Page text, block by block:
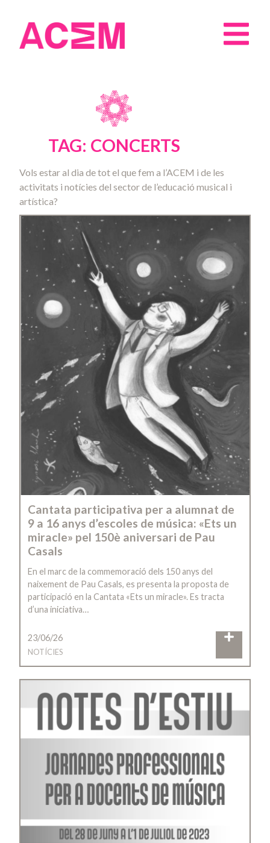
TAG: CONCERTS
Vols estar al dia de tot el que fem a l’ACEM i de les
activitats i notícies del sector de l’educació musical i
artística?
Cantata participativa per a alumnat de
9 a 16 anys d’escoles de música: «Ets un
miracle» pel 150è aniversari de Pau
Casals
En el marc de la commemoració dels 150 anys del
naixement de Pau Casals, es presenta la proposta de
participació en la Cantata «Ets un miracle». Es tracta
d’una iniciativa…
23/06/26
NOTÍCIES